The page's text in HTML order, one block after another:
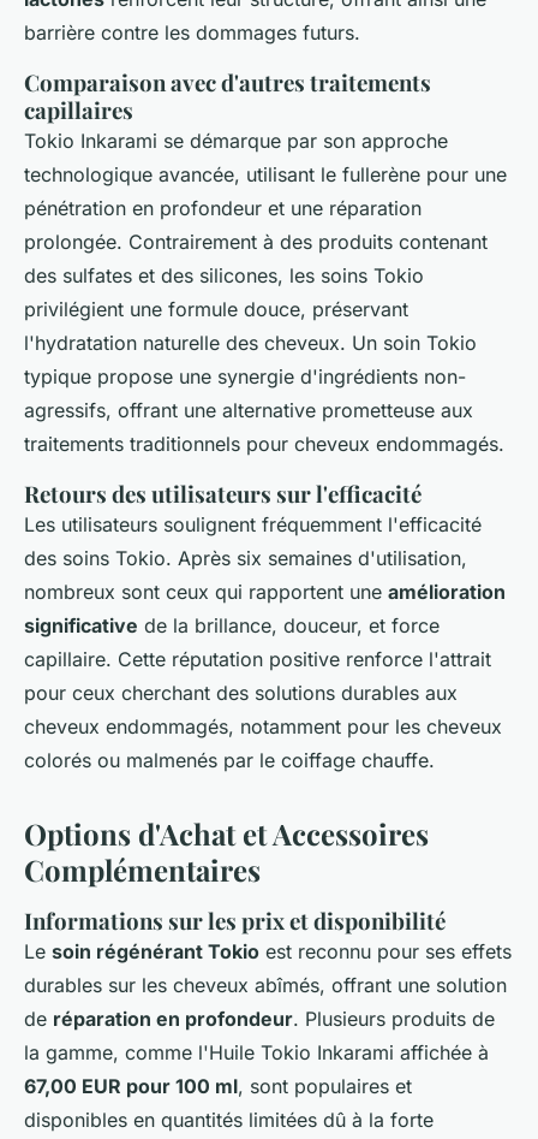
barrière contre les dommages futurs.
Comparaison avec d'autres traitements
capillaires
Tokio Inkarami se démarque par son approche
technologique avancée, utilisant le fullerène pour une
pénétration en profondeur et une réparation
prolongée. Contrairement à des produits contenant
des sulfates et des silicones, les soins Tokio
privilégient une formule douce, préservant
l'hydratation naturelle des cheveux. Un soin Tokio
typique propose une synergie d'ingrédients non-
agressifs, offrant une alternative prometteuse aux
traitements traditionnels pour cheveux endommagés.
Retours des utilisateurs sur l'efficacité
Les utilisateurs soulignent fréquemment l'efficacité
des soins Tokio. Après six semaines d'utilisation,
nombreux sont ceux qui rapportent une amélioration
significative de la brillance, douceur, et force
capillaire. Cette réputation positive renforce l'attrait
pour ceux cherchant des solutions durables aux
cheveux endommagés, notamment pour les cheveux
colorés ou malmenés par le coiffage chauffe.
Options d'Achat et Accessoires
Complémentaires
Informations sur les prix et disponibilité
Le soin régénérant Tokio est reconnu pour ses effets
durables sur les cheveux abîmés, offrant une solution
de réparation en profondeur. Plusieurs produits de
la gamme, comme l'Huile Tokio Inkarami affichée à
67,00 EUR pour 100 ml, sont populaires et
disponibles en quantités limitées dû à la forte